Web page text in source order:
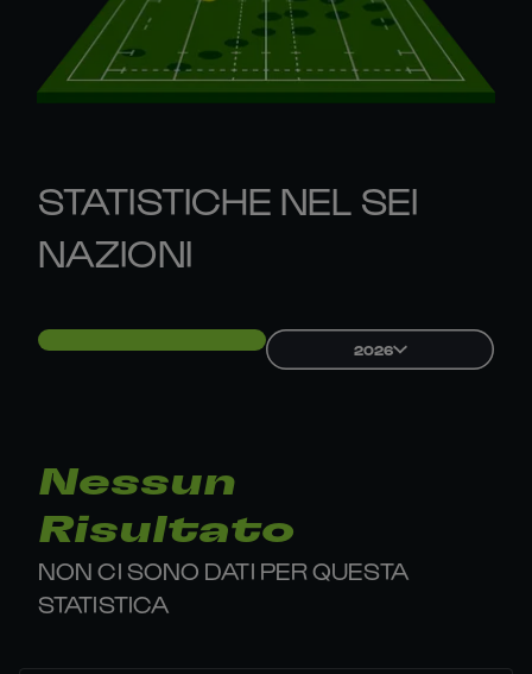
STATISTICHE NEL SEI
NAZIONI
2026
Nessun
Risultato
NON CI SONO DATI PER QUESTA
STATISTICA